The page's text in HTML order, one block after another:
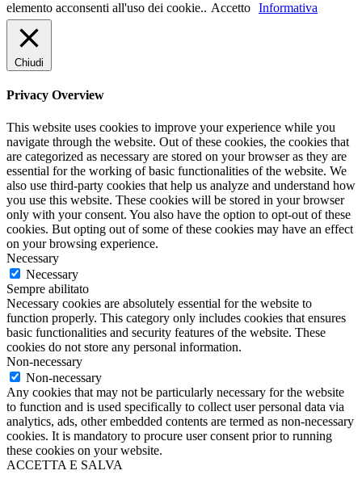
elemento acconsenti all'uso dei cookie.. Accetto Informativa
Chiudi
Privacy Overview
This website uses cookies to improve your experience while you
navigate through the website. Out of these cookies, the cookies that
are categorized as necessary are stored on your browser as they are
essential for the working of basic functionalities of the website. We
also use third-party cookies that help us analyze and understand how
you use this website. These cookies will be stored in your browser
only with your consent. You also have the option to opt-out of these
cookies. But opting out of some of these cookies may have an effect
on your browsing experience.
Necessary
Necessary
Sempre abilitato
Necessary cookies are absolutely essential for the website to
function properly. This category only includes cookies that ensures
basic functionalities and security features of the website. These
cookies do not store any personal information.
Non-necessary
Non-necessary
Any cookies that may not be particularly necessary for the website
to function and is used specifically to collect user personal data via
analytics, ads, other embedded contents are termed as non-necessary
cookies. It is mandatory to procure user consent prior to running
these cookies on your website.
ACCETTA E SALVA